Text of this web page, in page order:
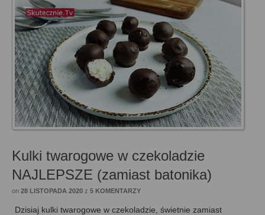
Kulki twarogowe w czekoladzie
NAJLEPSZE (zamiast batonika)
on 28 LISTOPADA 2020 z 5 KOMENTARZY
Dzisiaj kulki twarogowe w czekoladzie, świetnie zamiast